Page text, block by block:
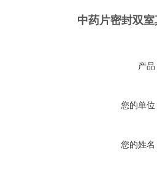
中药片密封双
产品
您的单位
您的姓名